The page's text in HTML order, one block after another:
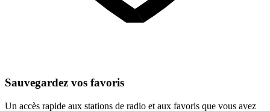
Sauvegardez vos favoris
Un accès rapide aux stations de radio et aux favoris que vous avez